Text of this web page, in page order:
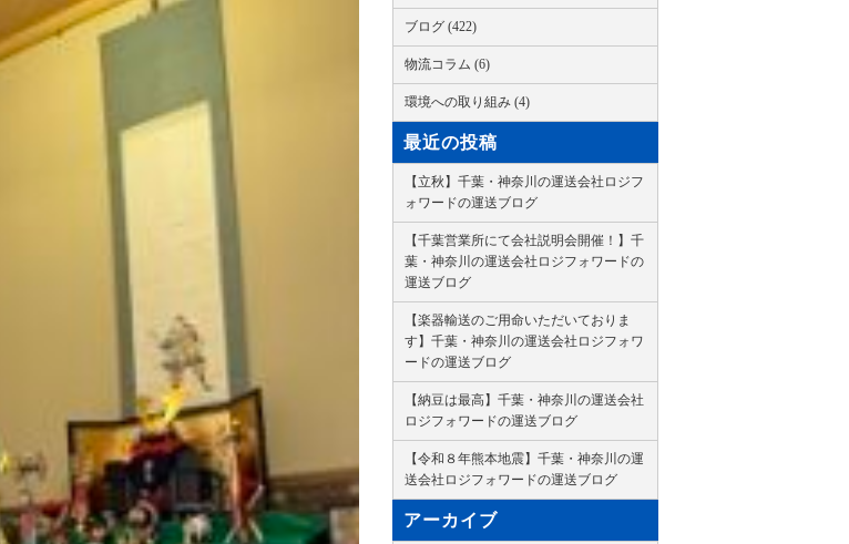
ブログ (422)
物流コラム (6)
環境への取り組み (4)
最近の投稿
【立秋】千葉・神奈川の運送会社ロジフ
ォワードの運送ブログ
【千葉営業所にて会社説明会開催！】千
葉・神奈川の運送会社ロジフォワードの
運送ブログ
【楽器輸送のご用命いただいておりま
す】千葉・神奈川の運送会社ロジフォワ
ードの運送ブログ
【納豆は最高】千葉・神奈川の運送会社
ロジフォワードの運送ブログ
【令和８年熊本地震】千葉・神奈川の運
送会社ロジフォワードの運送ブログ
アーカイブ